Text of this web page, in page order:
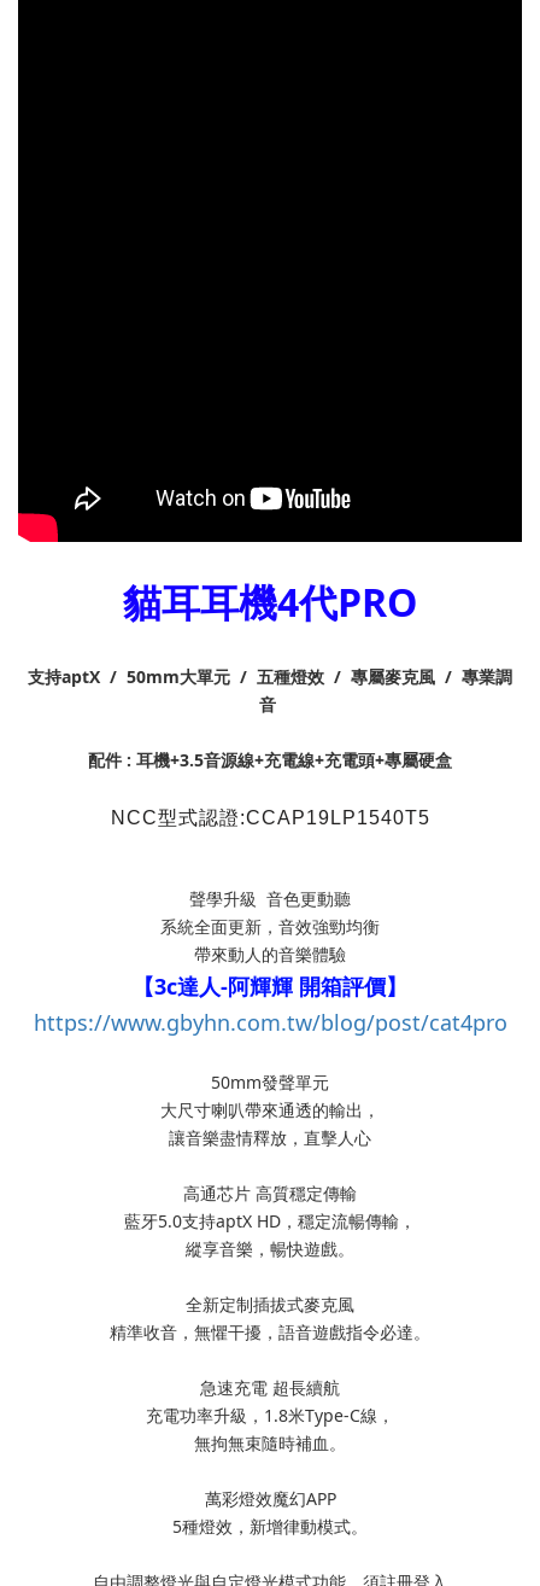
貓耳耳機4代PRO
支持aptX / 50mm大單元 / 五種燈效 / 專屬麥克風 / 專業調
音
配件 : 耳機+3.5音源線+充電線+充電頭+專屬硬盒
NCC型式認證:CCAP19LP1540T5
聲學升級 音色更動聽
系統全面更新，音效強勁均衡
帶來動人的音樂體驗
【3c達人-阿輝輝 開箱評價】
https://www.gbyhn.com.tw/blog/post/cat4pro
50mm發聲單元
大尺寸喇叭帶來通透的輸出，
讓音樂盡情釋放，直擊人心
高通芯片 高質穩定傳輸
藍牙5.0支持aptX HD，穩定流暢傳輸，
縱享音樂，暢快遊戲。
全新定制插拔式麥克風
精準收音，無懼干擾，語音遊戲指令必達。
急速充電 超長續航
充電功率升級，1.8米Type-C線，
無拘無束隨時補血。
萬彩燈效魔幻APP
5種燈效，新增律動模式。